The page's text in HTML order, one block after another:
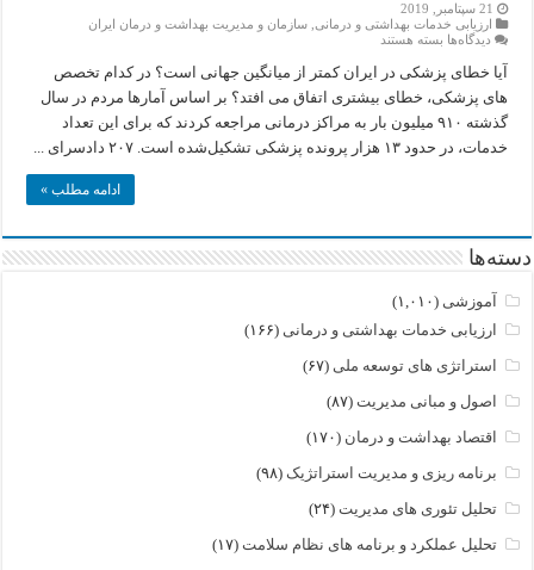
21 سپتامبر, 2019
ارزیابی خدمات بهداشتی و درمانی ,سازمان و مدیریت بهداشت و درمان ایران
دیدگاه‌ها برای
پزشکی
در
ایران
و
جهان
بسته هستند
آیا خطای پزشکی در ایران کمتر از میانگین جهانی است؟ در کدام تخصص
های پزشکی، خطای بیشتری اتفاق می افتد؟ بر اساس آمارها مردم در سال
گذشته ۹۱۰ میلیون بار به مراکز درمانی مراجعه کردند که برای این تعداد
خدمات، در حدود ۱۳ هزار پرونده پزشکی تشکیل‌شده است. ۲۰۷ دادسرای ...
ادامه مطلب »
دسته‌ها
آموزشی (۱,۰۱۰)
ارزیابی خدمات بهداشتی و درمانی (۱۶۶)
استراتژی های توسعه ملی (۶۷)
اصول و مبانی مدیریت (۸۷)
اقتصاد بهداشت و درمان (۱۷۰)
برنامه ریزی و مدیریت استراتژیک (۹۸)
تحلیل تئوری های مدیریت (۲۴)
تحلیل عملکرد و برنامه های نظام سلامت (۱۷)